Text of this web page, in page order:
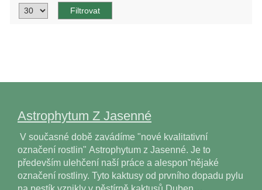
Astrophytum Z Jasenné
V současné době zavádíme "nové kvalitativní
označení rostlin" Astrophytum z Jasenné. Je to
především ulehčení naší práce a alesponˇnějaké
označení rostliny. Tyto kaktusy od prvního dopadu pylu